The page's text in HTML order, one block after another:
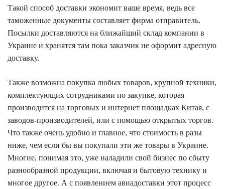
Такой способ доставки экономит ваше время, ведь все
таможенные документы составляет фирма отправитель.
Посылки доставляются на ближайший склад компании в
Украине и хранятся там пока заказчик не оформит адресную
доставку.
Также возможна покупка любых товаров, крупной техники,
комплектующих сотрудниками по закупке, которая
производится на торговых и интернет площадках Китая, с
заводов-производителей, или с помощью открытых торгов.
Что также очень удобно и главное, что стоимость в разы
ниже, чем если бы вы покупали эти же товары в Украине.
Многие, понимая это, уже наладили свой бизнес по сбыту
разнообразной продукции, включая и бытовую технику и
многое другое. А с появлением авиадоставки этот процесс